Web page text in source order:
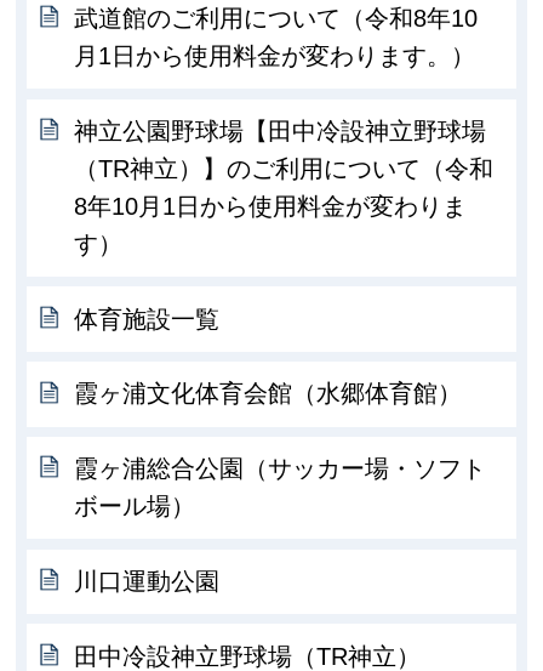
武道館のご利用について（令和8年10
月1日から使用料金が変わります。）
神立公園野球場【田中冷設神立野球場
（TR神立）】のご利用について（令和
8年10月1日から使用料金が変わりま
す）
体育施設一覧
霞ヶ浦文化体育会館（水郷体育館）
霞ヶ浦総合公園（サッカー場・ソフト
ボール場）
川口運動公園
田中冷設神立野球場（TR神立）